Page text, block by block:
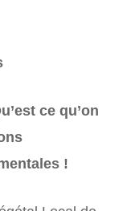
ce qu’on
!